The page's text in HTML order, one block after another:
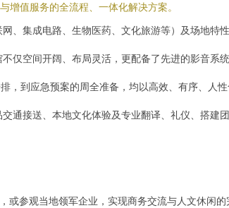
增值服务的全流程、一体化解决方案。
、集成电路、生物医药、文化旅游等）及场地特
仅空间开阔、布局灵活，更配备了先进的影音系
，到应急预案的周全准备，均以高效、有序、人
通接送、本地文化体验及专业翻译、礼仪、搭建
参观当地领军企业，实现商务交流与人文休闲的